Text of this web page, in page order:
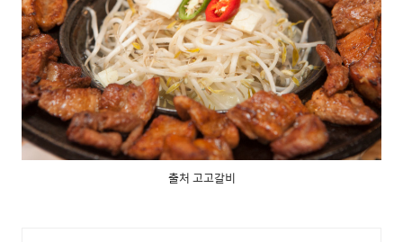
출처 고고갈비